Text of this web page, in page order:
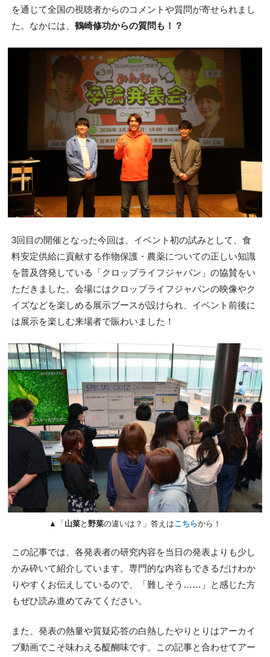
を通じて全国の視聴者からのコメントや質問が寄せられまし
た。なかには、 鶴崎修功からの質問も！？
3回目の開催となった今回は、イベント初の試みとして、食
料安定供給に貢献する作物保護・農薬についての正しい知識
を普及啓発している「クロップライフジャパン」の協賛をい
ただきました。会場にはクロップライフジャパンの映像やク
イズなどを楽しめる展示ブースが設けられ、イベント前後に
は展示を楽しむ来場者で賑わいました！
▲「 山菜と 野菜の違いは？」答えはこちらから！
この記事では、各発表者の研究内容を当日の発表よりも少し
かみ砕いて紹介しています。専門的な内容もできるだけわか
りやすくお伝えしているので、「難しそう……」と感じた方
もぜひ読み進めてみてください。
また、発表の熱量や質疑応答の白熱したやりとりはアーカイ
ブ動画でこそ味わえる醍醐味です。この記事と合わせてアー